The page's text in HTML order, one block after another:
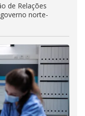
de Relações
norte-